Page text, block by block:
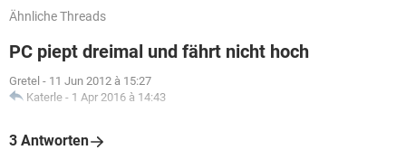
Ähnliche Threads
PC piept dreimal und fährt nicht hoch
Gretel - 11 Jun 2012 à 15:27
Katerle - 1 Apr 2016 à 14:43
3 Antworten